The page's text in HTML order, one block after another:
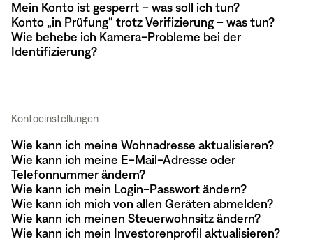
Mein Konto ist gesperrt – was soll ich tun?
Konto „in Prüfung“ trotz Verifizierung – was tun?
Wie behebe ich Kamera-Probleme bei der
Identifizierung?
Kontoeinstellungen
Wie kann ich meine Wohnadresse aktualisieren?
Wie kann ich meine E-Mail-Adresse oder
Telefonnummer ändern?
Wie kann ich mein Login-Passwort ändern?
Wie kann ich mich von allen Geräten abmelden?
Wie kann ich meinen Steuerwohnsitz ändern?
Wie kann ich mein Investorenprofil aktualisieren?